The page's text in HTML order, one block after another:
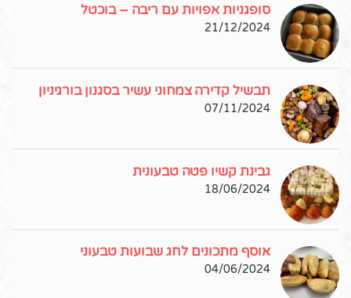
סופגניות אפויות עם ריבה – בוכטל
21/12/2024
תבשיל קדירה צמחוני עשיר בסגנון בורגיניון
07/11/2024
גבינת קשיו פטה טבעונית
18/06/2024
אוסף מתכונים לחג שבועות טבעוני
04/06/2024